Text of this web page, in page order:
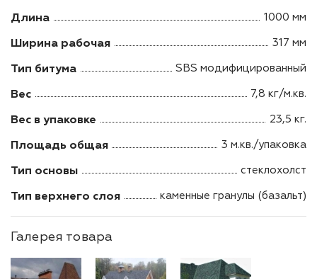
Длина 1000 мм
Ширина рабочая 317 мм
Тип битума SBS модифицированный
Вес 7,8 кг/м.кв.
Вес в упаковке 23,5 кг.
Площадь общая 3 м.кв./упаковка
Тип основы стеклохолст
Тип верхнего слоя каменные гранулы (базальт)
Галерея товара